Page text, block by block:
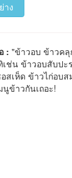
าง
:"ข้าวอบ ข้าวคลุ
เช่น ข้าวอบสับปะ
สเห็ด ข้าวไก่อบ
นูข้าวกันเถอะ!